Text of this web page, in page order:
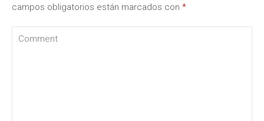
campos obligatorios están marcados con *